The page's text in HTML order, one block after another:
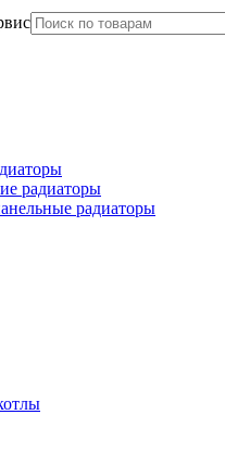
радиаторы
радиаторы